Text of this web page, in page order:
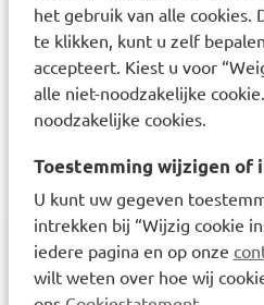
het gebruik van alle cookies.
te klikken, kunt u zelf
accepteert. Kiest u voor
alle niet-noodzakelijke
noodzakelijke cookies.
Toestemming wijzigen of
U kunt uw gegeven
intrekken bij “Wijzig cookie
iedere pagina en op onze
wilt weten over hoe wij
Sanohra Regular Water
Oordoppen 1 paar